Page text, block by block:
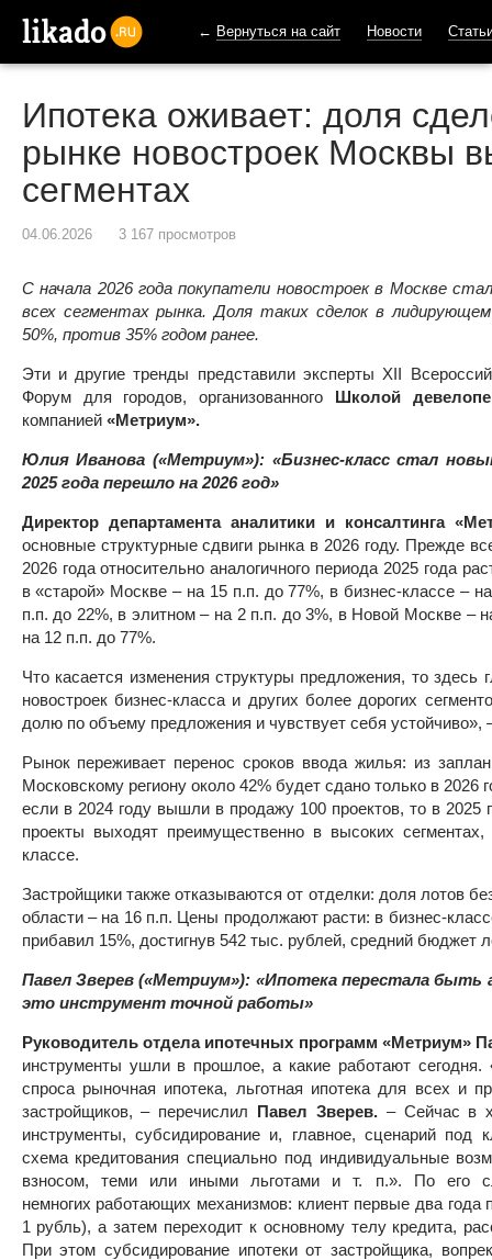
← Вернуться на сайт Новости
Ипотека оживает: доля
рынке новостроек Москвы
сегментах
04.06.2026 3 167 просмотров
С начала 2026 года покупатели новостроек в Москве
всех сегментах рынка. Доля таких сделок в
50%, против 35% годом ранее.
Эти и другие тренды представили эксперты XII
Форум для городов, организованного Школой
компанией«Метриум».
Юлия Иванова («Метриум»): «Бизнес-класс стал
2025 года перешло на 2026год»
Директор департамента аналитики и консалтинга
основные структурные сдвиги рынка в 2026 году. Прежде
2026 года относительно аналогичного периода 2025 года
в «старой» Москве – на 15 п.п. до 77%, в бизнес-классе –
п.п. до 22%, в элитном – на 2 п.п. до 3%, в Новой Москве –
на 12 п.п. до 77%.
Что касается изменения структуры предложения, то
новостроек бизнес-класса и других более дорогих
долю по объему предложения и чувствует себя устойчиво»,
Рынок переживает перенос сроков ввода жилья: из
Московскому региону около 42% будет сдано только в 2026
если в 2024 году вышли в продажу 100 проектов, то в 2025
проекты выходят преимущественно в высоких
классе.
Застройщики также отказываются от отделки: доля лотов
области – на 16 п.п. Цены продолжают расти: в бизнес-
прибавил 15%, достигнув 542 тыс. рублей, средний бюджет
Павел Зверев («Метриум»): «Ипотека перестала
это инструмент точной работы»
Руководитель отдела ипотечных программ «Метриум»
инструменты ушли в прошлое, а какие работают
спроса рыночная ипотека, льготная ипотека для всех и
застройщиков, – перечислил Павел Зверев.– Сейчас в
инструменты, субсидирование и, главное, сценарий под
схема кредитования специально под индивидуальные
взносом, теми или иными льготами и т. п.». По его
немногих работающих механизмов: клиент первые два года
1 рубль), а затем переходит к основному телу кредита,
При этом субсидирование ипотеки от застройщика,